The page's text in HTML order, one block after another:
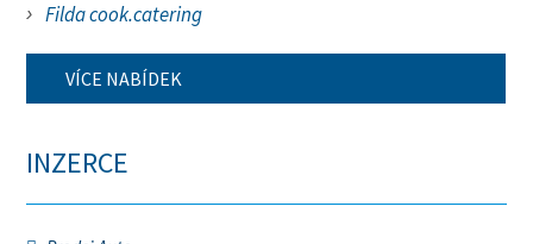
Filda cook.catering
VÍCE NABÍDEK
INZERCE